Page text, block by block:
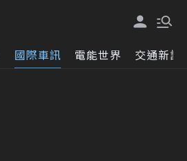
國際車訊 電能世界 交通新訊